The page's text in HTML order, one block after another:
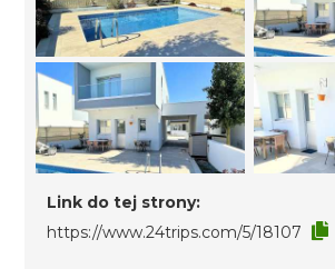
Link do tej strony:
https://www.24trips.com/5/18107